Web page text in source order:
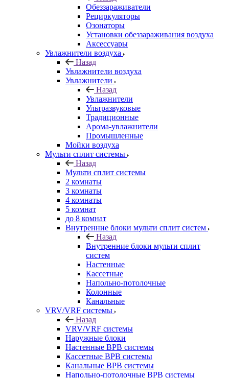
Обеззараживатели
Рециркуляторы
Озонаторы
Установки обеззараживания воздуха
Аксессуары
Увлажнители воздуха
Назад
Увлажнители воздуха
Увлажнители
Назад
Увлажнители
Ультразвуковые
Традиционные
Арома-увлажнители
Промышленные
Мойки воздуха
Мульти сплит системы
Назад
Мульти сплит системы
2 комнаты
3 комнаты
4 комнаты
5 комнат
до 8 комнат
Внутренние блоки мульти сплит систем
Назад
Внутренние блоки мульти сплит
систем
Настенные
Кассетные
Напольно-потолочные
Колонные
Канальные
VRV/VRF системы
Назад
VRV/VRF системы
Наружные блоки
Настенные ВРВ системы
Кассетные ВРВ системы
Канальные ВРВ системы
Напольно-потолочные ВРВ системы